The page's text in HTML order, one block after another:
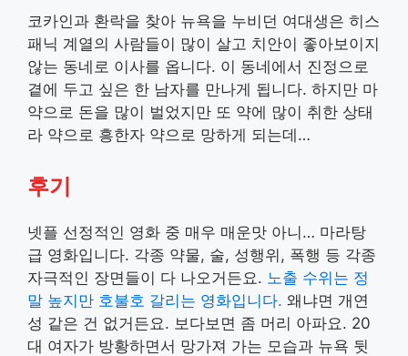
코카인과 환락을 찾아 뉴욕을 누비던 여대생은 히스
패닉 계열의 사람들이 많이 살고 치안이 좋아보이지
않는 동네로 이사를 옵니다. 이 동네에서 진정으로
곁에 두고 싶은 한 남자를 만나게 됩니다. 하지만 마
약으로 돈을 많이 벌었지만 또 약에 많이 취한 상태
라 약으로 흥한자 약으로 망하게 되는데…
후기
넷플 선정적인 영화 중 매우 매운맛 아니… 마라탕
급 영화입니다. 각종 약물, 술, 성행위, 폭행 등 각종
자극적인 장면들이 다 나오거든요. 노출 수위는 정
말 높지만 호불호 갈리는 영화입니다. 왜냐면 개연
성 같은 건 없거든요. 보다보면 좀 머리 아파요. 20
대 여자가 방황하면서 망가져 가는 모습과 뉴욕 뒷